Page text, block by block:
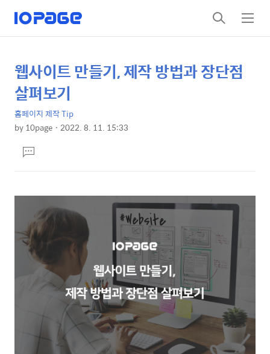
검
색
메
뉴
상
세
컨
텐
본
문
제
목
웹사이트 만들기, 제작 방법과 장단점
살펴보기
홈페이지 제작 Tip
by10page 2022. 8. 11. 15:33
문댓
글